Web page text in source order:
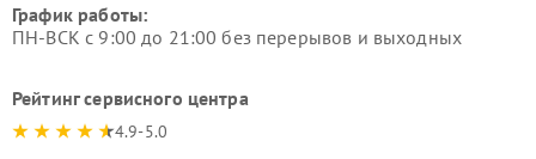
График работы:
ПН-ВСК с 9:00 до 21:00 без перерывов и выходных
Рейтинг сервисного центра
4.9-5.0